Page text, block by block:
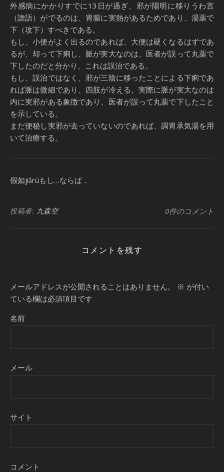
外感病にかかりすでに13日が過ぎ、邪が陽明に移りうわ言
（譫語）がでるのは、胃腸に実熱があるためであり、湯薬で
下（攻下）すべきである。
もし、小便がよく出るのであれば、大便は硬くなるはずであ
るが、却って下痢し、脈が実大なのは、医者が誤って丸薬で
下したのだと分かり、これは誤治である。
もし、誤治ではなく、邪が三陰に移ったことによる下痢であ
れば脈は微細であり、四肢が冷える。実際に脈が実大なのは
内に実邪がある象徴であり、医者が誤って丸薬で下したこと
を示している。
まだ便秘し実邪が去っていないのであれば、調胃承気湯を用
いて治療する。
假如jiǎrúもし…ならば．
投稿者: 九森空 0件のコメント
コメントを残す
メールアドレスが公開されることはありません。 ※ が付い
ている欄は必須項目です
名前
メール
サイト
コメント